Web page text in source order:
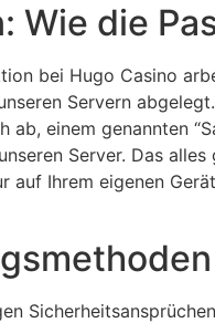
Wie die
bei Hugo Casino
Servern
ab, einem genannten
Server. Das
auf Ihrem eigenen